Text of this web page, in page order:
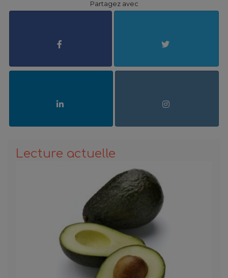
Partagez avec
Lecture actuelle